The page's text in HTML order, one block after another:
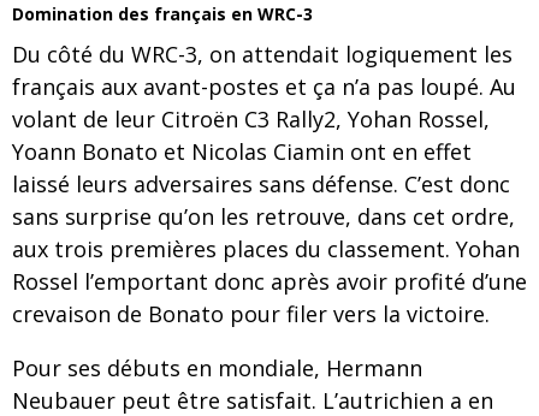
Domination des français en WRC-3
Du côté du WRC-3, on attendait logiquement les
français aux avant-postes et ça n’a pas loupé. Au
volant de leur Citroën C3 Rally2, Yohan Rossel,
Yoann Bonato et Nicolas Ciamin ont en effet
laissé leurs adversaires sans défense. C’est donc
sans surprise qu’on les retrouve, dans cet ordre,
aux trois premières places du classement. Yohan
Rossel l’emportant donc après avoir profité d’une
crevaison de Bonato pour filer vers la victoire.
Pour ses débuts en mondiale, Hermann
Neubauer peut être satisfait. L’autrichien a en